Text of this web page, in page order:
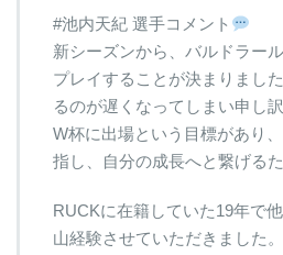
#池内天紀 選手コメント
新シーズンから、バルドラー
プレイすることが決まりまし
るのが遅くなってしまい申し
W杯に出場という目標があり
指し、自分の成長へと繋げる
RUCKに在籍していた19年で
山経験させていただきました